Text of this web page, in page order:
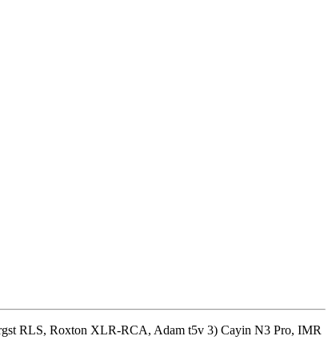
RLS, Roxton XLR-RCA, Adam t5v 3) Cayin N3 Pro, IMR